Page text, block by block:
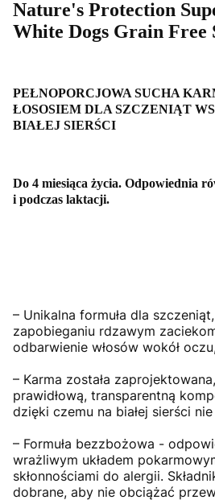
Nature's Protection
White Dogs Grain Free
PEŁNOPORCJOWA SUCHA
ŁOSOSIEM DLA SZCZENIĄT
BIAŁEJ SIERŚCI
Do 4 miesiąca życia. Odpowiednia
i podczas laktacji.
– Unikalna formuła dla
zapobieganiu rdzawym
odbarwienie włosów wokół
– Karma została
prawidłową, transparentną
dzięki czemu na białej sierści
– Formuła bezzbożowa -
wrażliwym układem
skłonnościami do alergii.
dobrane, aby nie obciążać